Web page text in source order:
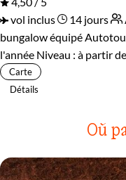
vol inclus
14 jours
bungalow équipé
l'année Niveau : à partir de
Carte
Détails
Où